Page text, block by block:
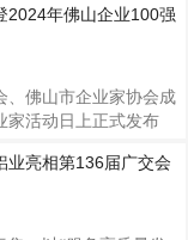
于推动全球产业链供应
全球市场
题阳光运动节，丰富
凝聚力与向心力，
运动精神中奋发向
彩瞬间，携手共绘美
表演，迎着阳光，踏
，坚定的步伐，整齐
，每一个节拍
2024年佛山企业100强
、佛山市企业家协会成
家活动日上正式发布
企业调研成果，兴发
的综合实力，荣登
佛山制造业企业100强
业亮相第136届广交会